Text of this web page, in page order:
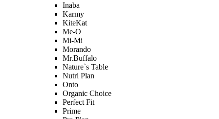
Inaba
Karmy
KiteKat
Me-O
Mi-Мi
Morando
Mr.Buffalo
Nature`s Table
Nutri Plan
Onto
Organic Сhoice
Perfect Fit
Prime